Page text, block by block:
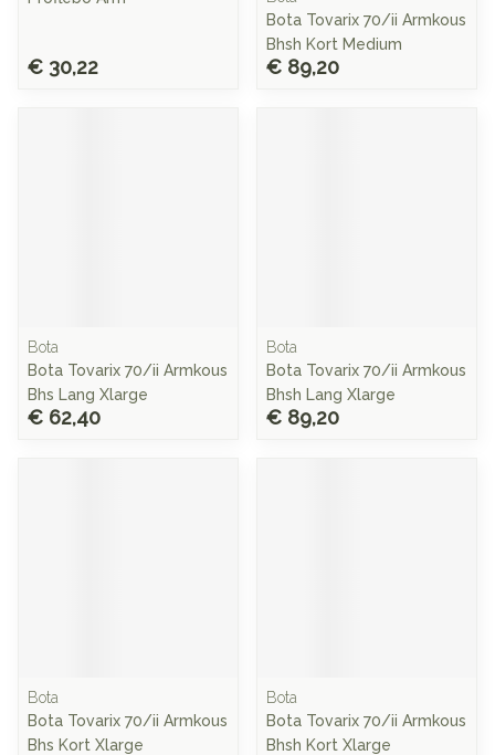
€ 30,22
Bota Tovarix 70/ii Armkous
Bhsh Kort Medium
€ 89,20
Bota
Bota Tovarix 70/ii Armkous
Bhs Lang Xlarge
€ 62,40
Bota
Bota Tovarix 70/ii Armkous
Bhsh Lang Xlarge
€ 89,20
Bota
Bota Tovarix 70/ii Armkous
Bhs Kort Xlarge
Bota
Bota Tovarix 70/ii Armkous
Bhsh Kort Xlarge